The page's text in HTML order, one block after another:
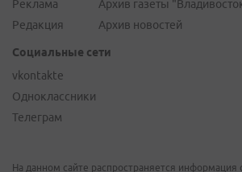
Реклама
Редакция
Архив газеты
Архив новостей
Социальные сети
vkontakte
Одноклассники
Телеграм
На данном сайте распространяется информация